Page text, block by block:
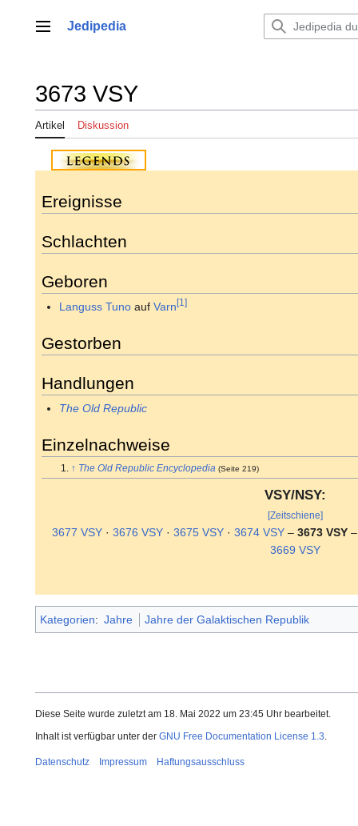
springenHauptmenü
Jedipedia
3673 VSY
Artikel Diskussion
Ereignisse
Schlachten
Geboren
Languss Tuno aufVarn[1]
Gestorben
Handlungen
The Old Republic
Einzelnachweise
↑ The Old Republic Encyclopedia (Seite 219)
VSY/NSY:
[Zeitschiene]
3677 VSY · 3676 VSY · 3675 VSY · 3674 VSY – 3673 VSY
3669 VSY
Kategorien: Jahre Jahre der Galaktischen Republik
Diese Seite wurde zuletzt am 18. Mai 2022 um 23:45 Uhr bearbeitet.
Inhalt ist verfügbar unter der GNU Free Documentation License 1.3.
Datenschutz Impressum Haftungsausschluss